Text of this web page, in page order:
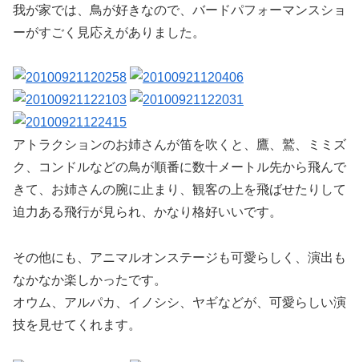
我が家では、鳥が好きなので、バードパフォーマンスショ
ーがすごく見応えがありました。
アトラクションのお姉さんが笛を吹くと、鷹、鷲、ミミズ
ク、コンドルなどの鳥が順番に数十メートル先から飛んで
きて、お姉さんの腕に止まり、観客の上を飛ばせたりして
迫力ある飛行が見られ、かなり格好いいです。
その他にも、アニマルオンステージも可愛らしく、演出も
なかなか楽しかったです。
オウム、アルパカ、イノシシ、ヤギなどが、可愛らしい演
技を見せてくれます。